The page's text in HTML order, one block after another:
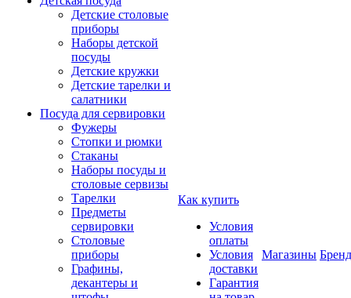
Детские столовые
приборы
Наборы детской
посуды
Детские кружки
Детские тарелки и
салатники
Посуда для сервировки
Фужеры
Стопки и рюмки
Стаканы
Наборы посуды и
столовые сервизы
Тарелки
Предметы
сервировки
Столовые
приборы
Графины,
декантеры и
Как купить
Условия
оплаты
Условия
доставки
Гарантия
Магазины